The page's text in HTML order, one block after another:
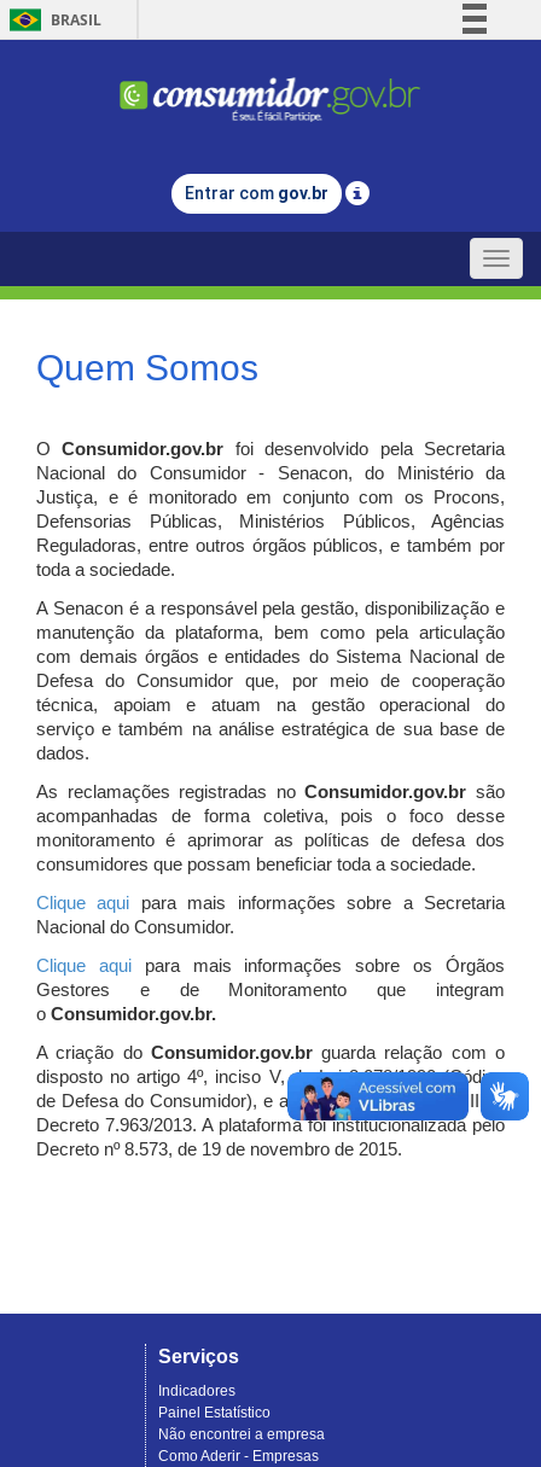
BRASIL
Comunica BR
Legislação
Entrar com gov.br
Toggle
Quem Somos
OConsumidor.gov.br
foi desenvolvido pela Secretaria
Nacional do Consumidor - Senacon, do Ministério da
Justiça, e é monitorado em conjunto com os Procons,
Defensorias Públicas, Ministérios Públicos, Agências
Reguladoras, entre outros órgãos públicos, e também por
toda a sociedade.
A Senacon é a responsável pela gestão, disponibilização e
manutenção da plataforma, bem como pela articulação
com demais órgãos e entidades do Sistema Nacional de
Defesa do Consumidor que, por meio de cooperação
técnica, apoiam e atuam na gestão operacional do
serviço e também na análise estratégica de sua base de
dados.
As reclamações registradas noConsumidor.gov.br são
acompanhadas de forma coletiva, pois o foco desse
monitoramento é aprimorar as políticas de defesa dos
consumidores que possam beneficiar toda a sociedade.
Clique aqui para mais informações sobre a Secretaria
Nacional do Consumidor.
Clique aquipara mais informações sobre os Órgãos
Gestores e de Monitoramento que integram
o Consumidor.gov.br.
A criação do Consumidor.gov.brguarda relação com o
disposto no artigo 4º, inciso V, da Lei 8.078/1990 (Código
de Defesa do Consumidor), e artigo 7º, incisos I, II e III do
Decreto 7.963/2013. A plataforma foi institucionalizada pelo
Decreto nº 8.573, de 19 de novembro de 2015.
Serviços
Indicadores
Painel Estatístico
Não encontrei a empresa
Como Aderir - Empresas